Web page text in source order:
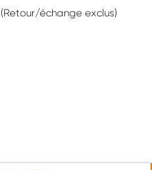
(Retour/échange exclus)